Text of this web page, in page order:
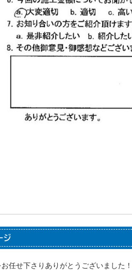
ジ
任せ下さりありがとうございました！